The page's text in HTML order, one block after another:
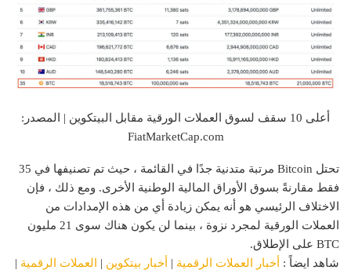
أعلى 10 سقف لسوق العملات الورقية مقابل البيتكوين | المصدر:
FiatMarketCap.com
تحتل Bitcoin مرتبة متدنية جدًا في القائمة ، حيث تم تصنيفها في 35
فقط مقارنةً بسوق الأوراق المالية الوطنية الأخرى. ومع ذلك ، فإن
الاختلاف الرئيسي هو أنه يمكن زيادة أي من هذه الإمدادات من
العملات الورقية لمجرد نزوة ، بينما لن يكون هناك سوى 21 مليون
BTC على الإطلاق.
شاهد ايضاً : أخبار العملات الرقمية | أخبار بيتكوين | العملات الرقمية |